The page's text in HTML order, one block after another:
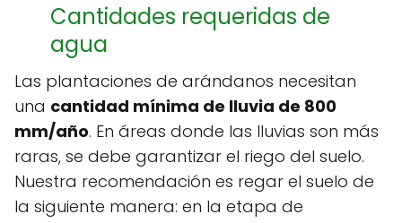
Cantidades requeridas de
agua
Las plantaciones de arándanos necesitan
una cantidad mínima de lluvia de 800
mm/año. En áreas donde las lluvias son más
raras, se debe garantizar el riego del suelo.
Nuestra recomendación es regar el suelo de
la siguiente manera: en la etapa de